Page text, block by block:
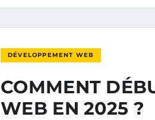
DÉVELOPPEMENT WEB
COMMENT
WEB EN 2025 ?